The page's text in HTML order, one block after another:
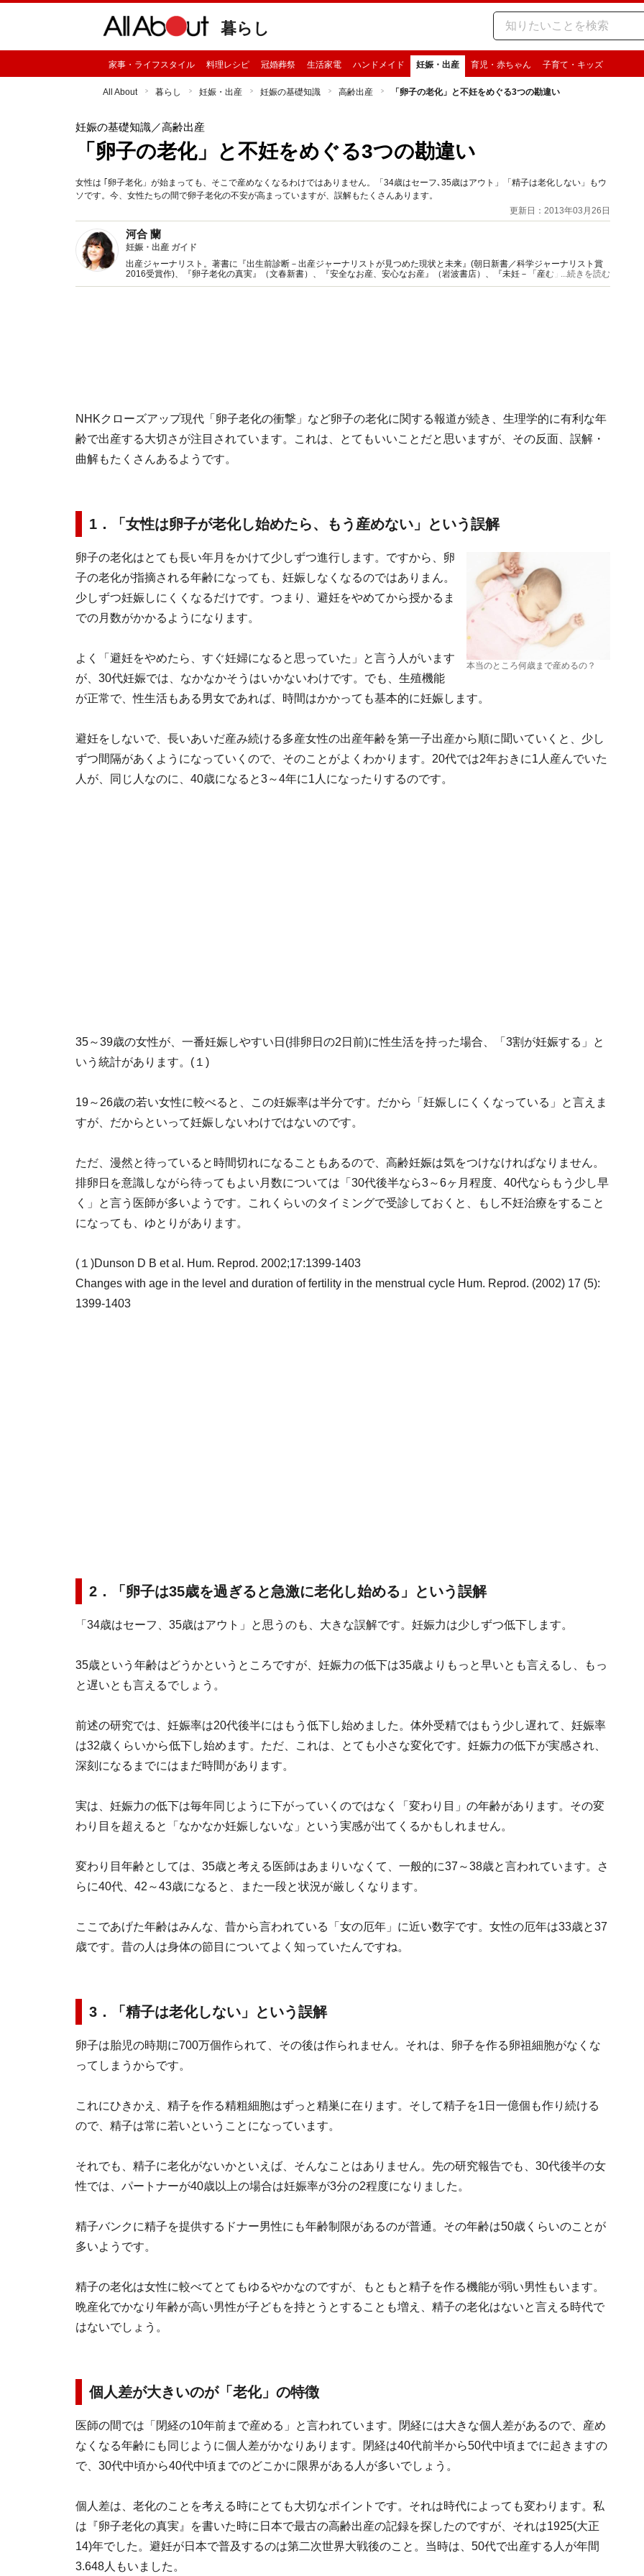
暮らし
家事・ライフスタイル 料理レシピ 冠婚葬祭 生活家電 ハンドメイド 妊娠・出産 育児・赤ちゃん 子育て・キッズ
All About 暮らし 妊娠・出産 妊娠の基礎知識 高齢出産 「卵子の老化」と不妊をめぐる3つの勘違い
妊娠の基礎知識／高齢出産
「卵子の老化」と不妊をめぐる3つの勘違い
女性は ｢卵子老化」が始まっても、そこで産めなくなるわけではありません。「34歳はセーフ､35歳はアウト」「精子は老化しない」もウ
ソです。今、女性たちの間で卵子老化の不安が高まっていますが、誤解もたくさんあります。
更新日：2013年03月26日
河合 蘭
妊娠・出産 ガイド
出産ジャーナリスト。著書に『出生前診断－出産ジャーナリストが見つめた現状と未来』(朝日新書／科学ジャーナリスト賞
2016受賞作)、『卵子老化の真実』（文春新書）、『安全なお産、安心なお産』（岩波書店）、『未妊－「産む」と決められ
ない』 （NHK出版）など。
...続きを読む
NHKクローズアップ現代「卵子老化の衝撃」など卵子の老化に関する報道が続き、生理学的に有利な年
齢で出産する大切さが注目されています。これは、とてもいいことだと思いますが、その反面、誤解・
曲解もたくさんあるようです。
1．「女性は卵子が老化し始めたら、もう産めない」という誤解
本当のところ何歳まで産めるの？
卵子の老化はとても長い年月をかけて少しずつ進行します。ですから、卵
子の老化が指摘される年齢になっても、妊娠しなくなるのではありまん。
少しずつ妊娠しにくくなるだけです。つまり、避妊をやめてから授かるま
での月数がかかるようになります。
よく「避妊をやめたら、すぐ妊婦になると思っていた」と言う人がいます
が、30代妊娠では、なかなかそうはいかないわけです。でも、生殖機能
が正常で、性生活もある男女であれば、時間はかかっても基本的に妊娠します。
避妊をしないで、長いあいだ産み続ける多産女性の出産年齢を第一子出産から順に聞いていくと、少し
ずつ間隔があくようになっていくので、そのことがよくわかります。20代では2年おきに1人産んでいた
人が、同じ人なのに、40歳になると3～4年に1人になったりするのです。
35～39歳の女性が、一番妊娠しやすい日(排卵日の2日前)に性生活を持った場合、「3割が妊娠する」と
いう統計があります。(１)
19～26歳の若い女性に較べると、この妊娠率は半分です。だから「妊娠しにくくなっている」と言えま
すが、だからといって妊娠しないわけではないのです。
ただ、漫然と待っていると時間切れになることもあるので、高齢妊娠は気をつけなければなりません。
排卵日を意識しながら待ってもよい月数については「30代後半なら3～6ヶ月程度、40代ならもう少し早
く」と言う医師が多いようです。これくらいのタイミングで受診しておくと、もし不妊治療をすること
になっても、ゆとりがあります。
(１)Dunson D B et al. Hum. Reprod. 2002;17:1399-1403
Changes with age in the level and duration of fertility in the menstrual cycle Hum. Reprod. (2002) 17 (5):
1399-1403
2．「卵子は35歳を過ぎると急激に老化し始める」という誤解
「34歳はセーフ、35歳はアウト」と思うのも、大きな誤解です。妊娠力は少しずつ低下します。
35歳という年齢はどうかというところですが、妊娠力の低下は35歳よりもっと早いとも言えるし、もっ
と遅いとも言えるでしょう。
前述の研究では、妊娠率は20代後半にはもう低下し始めました。体外受精ではもう少し遅れて、妊娠率
は32歳くらいから低下し始めます。ただ、これは、とても小さな変化です。妊娠力の低下が実感され、
深刻になるまでにはまだ時間があります。
実は、妊娠力の低下は毎年同じように下がっていくのではなく「変わり目」の年齢があります。その変
わり目を超えると「なかなか妊娠しないな」という実感が出てくるかもしれません。
変わり目年齢としては、35歳と考える医師はあまりいなくて、一般的に37～38歳と言われています。さ
らに40代、42～43歳になると、また一段と状況が厳しくなります。
ここであげた年齢はみんな、昔から言われている「女の厄年」に近い数字です。女性の厄年は33歳と37
歳です。昔の人は身体の節目についてよく知っていたんですね。
3．「精子は老化しない」という誤解
卵子は胎児の時期に700万個作られて、その後は作られません。それは、卵子を作る卵祖細胞がなくな
ってしまうからです。
これにひきかえ、精子を作る精粗細胞はずっと精巣に在ります。そして精子を1日一億個も作り続ける
ので、精子は常に若いということになっています。
それでも、精子に老化がないかといえば、そんなことはありません。先の研究報告でも、30代後半の女
性では、パートナーが40歳以上の場合は妊娠率が3分の2程度になりました。
精子バンクに精子を提供するドナー男性にも年齢制限があるのが普通。その年齢は50歳くらいのことが
多いようです。
精子の老化は女性に較べてとてもゆるやかなのですが、もともと精子を作る機能が弱い男性もいます。
晩産化でかなり年齢が高い男性が子どもを持とうとすることも増え、精子の老化はないと言える時代で
はないでしょう。
個人差が大きいのが「老化」の特徴
医師の間では「閉経の10年前まで産める」と言われています。閉経には大きな個人差があるので、産め
なくなる年齢にも同じように個人差がかなりあります。閉経は40代前半から50代中頃までに起きますの
で、30代中頃から40代中頃までのどこかに限界がある人が多いでしょう。
個人差は、老化のことを考える時にとても大切なポイントです。それは時代によっても変わります。私
は『卵子老化の真実』を書いた時に日本で最古の高齢出産の記録を探したのですが、それは1925(大正
14)年でした。避妊が日本で普及するのは第二次世界大戦後のこと。当時は、50代で出産する人が年間
3.648人もいました。